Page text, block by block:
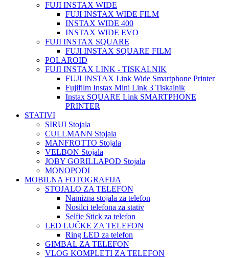
FUJI INSTAX WIDE
FUJI INSTAX WIDE FILM
INSTAX WIDE 400
INSTAX WIDE EVO
FUJI INSTAX SQUARE
FUJI INSTAX SQUARE FILM
POLAROID
FUJI INSTAX LINK - TISKALNIK
FUJI INSTAX Link Wide Smartphone Printer
Fujifilm Instax Mini Link 3 Tiskalnik
Instax SQUARE Link SMARTPHONE
PRINTER
STATIVI
SIRUI Stojala
CULLMANN Stojala
MANFROTTO Stojala
VELBON Stojala
JOBY GORILLAPOD Stojala
MONOPODI
MOBILNA FOTOGRAFIJA
STOJALO ZA TELEFON
Namizna stojala za telefon
Nosilci telefona za stativ
Selfie Stick za telefon
LED LUČKE ZA TELEFON
Ring LED za telefon
GIMBAL ZA TELEFON
VLOG KOMPLETI ZA TELEFON